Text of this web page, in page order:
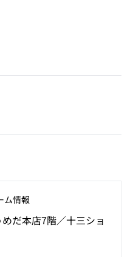
ム情報
だ本店7階／十三ショ